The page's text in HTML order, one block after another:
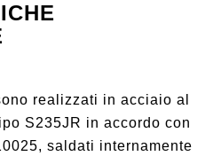
realizzati in acciaio al
S235JR in accordo con
saldati internamente